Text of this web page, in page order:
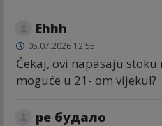
Ehhh
05.07.2026 12:55
Čekaj, ovi napasaju stoku
moguće u 21- om vijeku!?
ре будало